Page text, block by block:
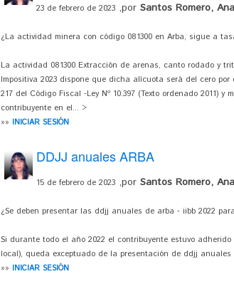
23 de febrero de 2023 ,por Santos Romero,
¿La actividad minera con código 081300 en Arba, sigue a
La actividad 081300 Extracción de arenas, canto rodado y
Impositiva 2023 dispone que dicha alícuota será del cero
217 del Código Fiscal -Ley Nº 10.397 (Texto ordenado
contribuyente en el... >
»» INICIAR SESIÓN
DDJJ anuales ARBA
15 de febrero de 2023 ,por Santos Romero,
¿Se deben presentar las ddjj anuales de arba - iibb 2022
Si durante todo el año 2022 el contribuyente estuvo
local), queda exceptuado de la presentación de ddjj
»» INICIAR SESIÓN